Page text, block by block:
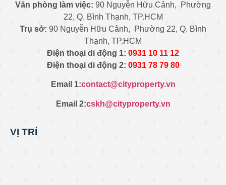
Văn phòng làm việc: 90 Nguyễn Hữu Cảnh, Phường
22, Q. Bình Thạnh, TP.HCM
Trụ sở: 90 Nguyễn Hữu Cảnh, Phường 22, Q. Bình
Thạnh, TP.HCM
Điện thoại di động 1: 0931 10 11 12
Điện thoại di động 2: 0931 78 79 80
Email 1:contact@cityproperty.vn
Email 2:cskh@cityproperty.vn
VỊ TRÍ